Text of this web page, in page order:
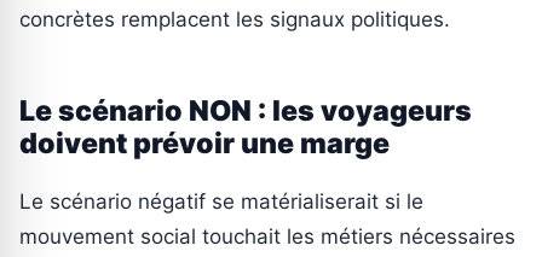
concrètes remplacent les signaux politiques.
Le scénario NON : les voyageurs
doivent prévoir une marge
Le scénario négatif se matérialiserait si le
mouvement social touchait les métiers nécessaires